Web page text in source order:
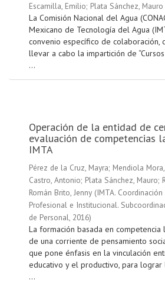
Escamilla, Emilio; Plata Sánchez, Mauro
La Comisión Nacional del Agua
Mexicano de Tecnología del Agua
convenio específico de colaboración,
llevar a cabo la impartición de
...
Operación de la entidad de
evaluación de competencias
IMTA
Pérez de la Cruz, Mayra; Mendiola
Castro, Antonio; Plata Sánchez, Mauro;
Román Brito, Jenny (IMTA.
Profesional e Institucional.
de Personal, 2016)
La formación basada en
de una corriente de pensamiento
que pone énfasis en la vinculación
educativo y el productivo, para
...